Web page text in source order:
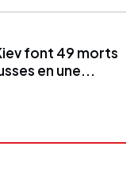
font 49 morts
en une...